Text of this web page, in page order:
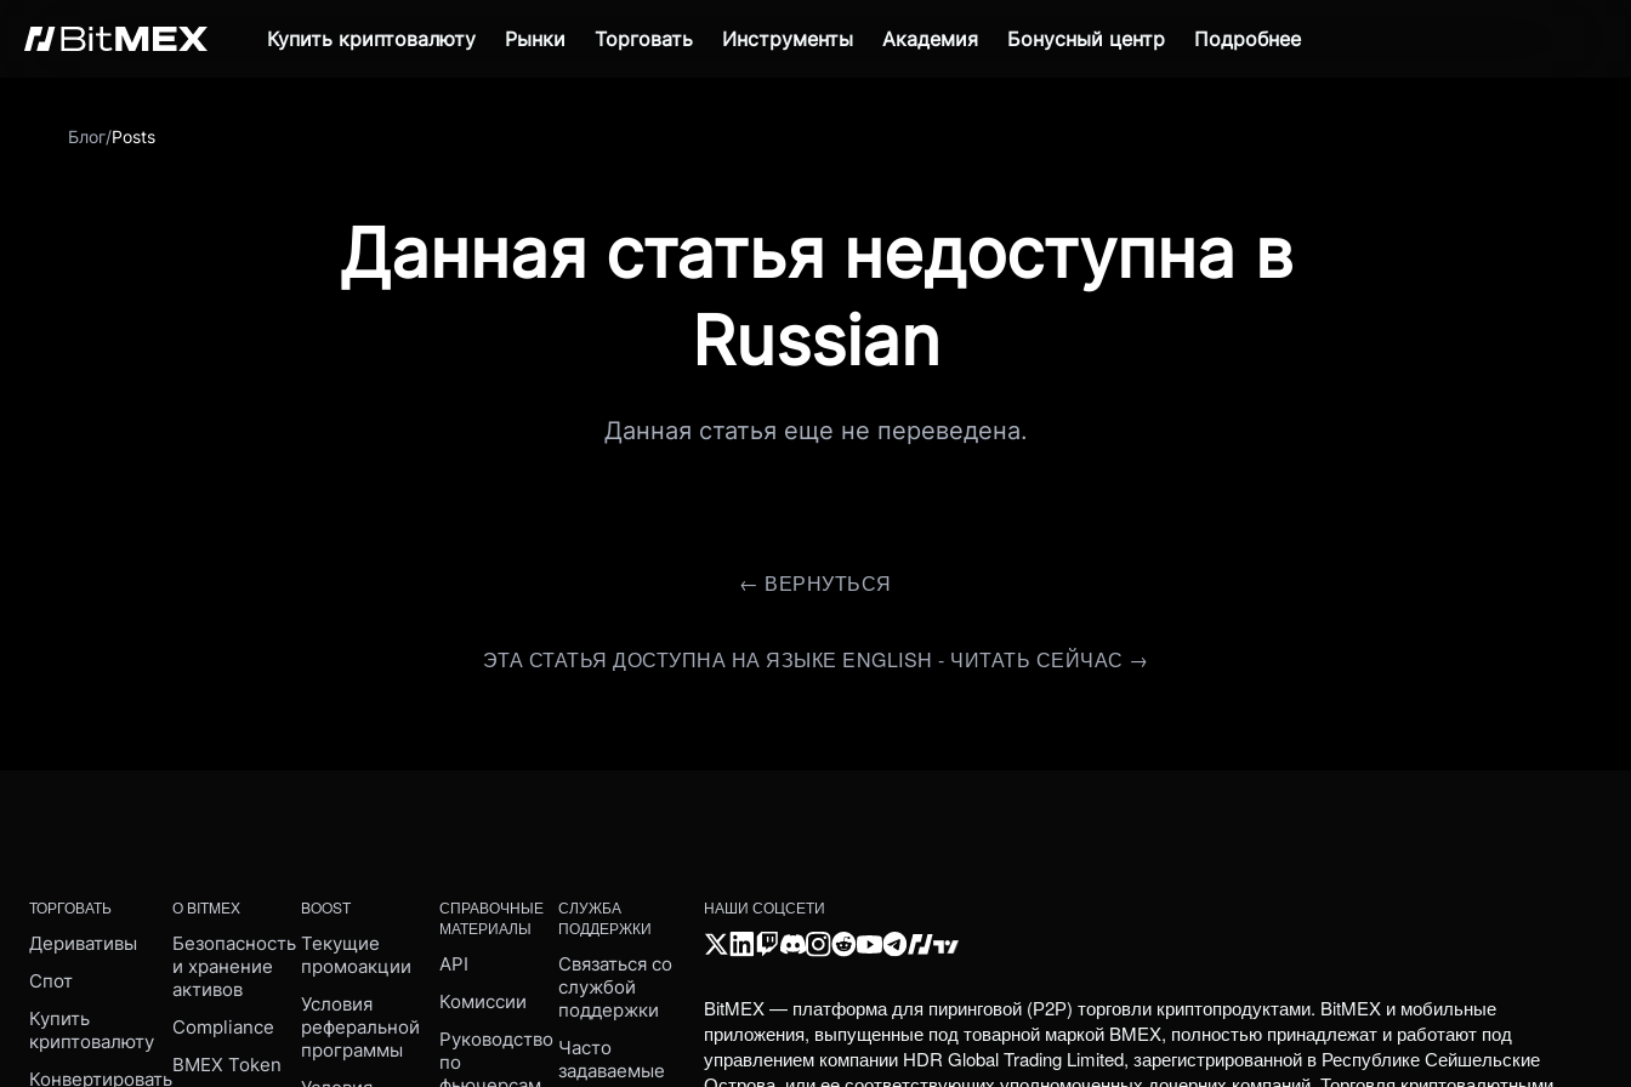
Купить криптовалюту Рынки Торговать Инструменты Академия Бонусный центр Подробнее
Блог/Posts
Данная статья недоступна в
Russian
Данная статья еще не переведена.
← ВЕРНУТЬСЯ
ЭТА СТАТЬЯ ДОСТУПНА НА ЯЗЫКЕ ENGLISH - ЧИТАТЬ СЕЙЧАС →
ТОРГОВАТЬ
Деривативы
Спот
Купить
криптовалюту
Конвертировать
О BITMEX
Безопасность
и хранение
активов
Compliance
BMEX Token
BOOST
Текущие
промоакции
Условия
реферальной
программы
СПРАВОЧНЫЕ
МАТЕРИАЛЫ
API
Комиссии
Руководство
по
СЛУЖБА
ПОДДЕРЖКИ
Связаться со
службой
поддержки
Часто
задаваемые
НАШИ СОЦСЕТИ
BitMEX — платформа для пиринговой (Р2Р) торговли криптопродуктами. BitMEX и мобильные
приложения, выпущенные под товарной маркой BMEX, полностью принадлежат и работают под
управлением компании HDR Global Trading Limited, зарегистрированной в Республике Сейшельские